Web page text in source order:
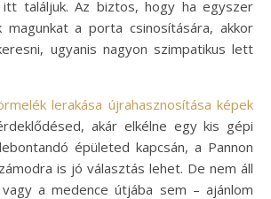
találjuk. Az biztos, hogy ha egyszer
magunkat a porta csinosítására, akkor
ugyanis nagyon szimpatikus lett
lerakása újrahasznosítása képek
akár elkélne egy kis gépi
épületed kapcsán, a Pannon
is jó választás lehet. De nem áll
a medence útjába sem – ajánlom